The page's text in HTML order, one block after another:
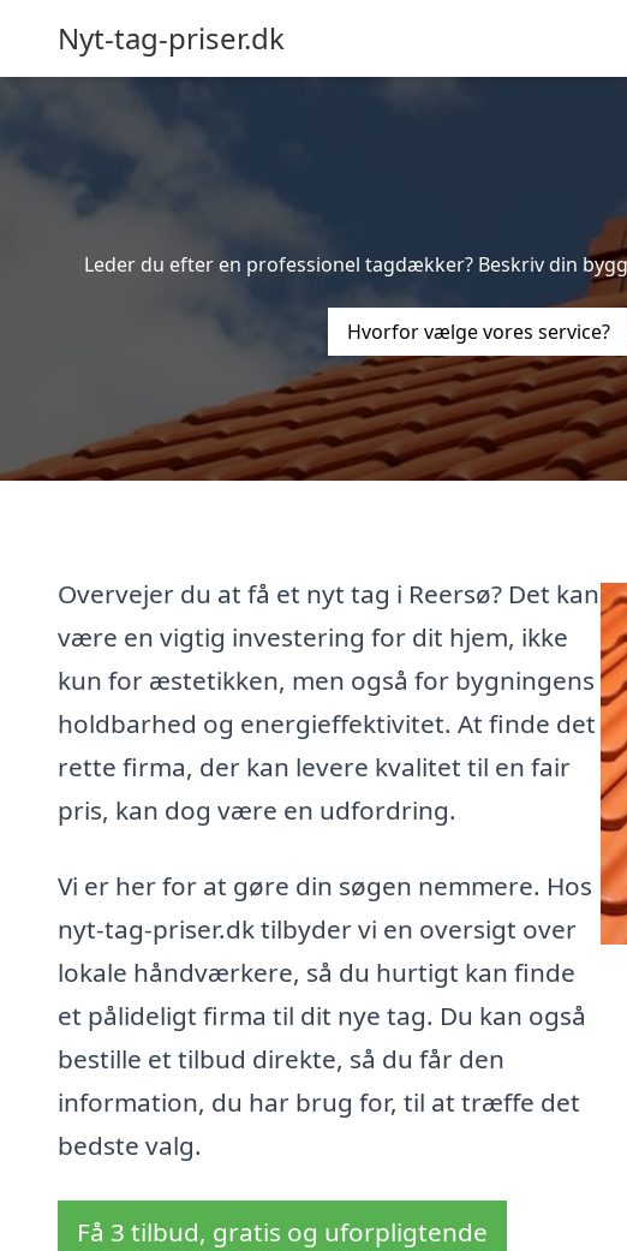
Nyt-tag-priser.dk
Leder du efter en professionel tagdækker? Beskriv din
Hvorfor vælge vores service?
Overvejer du at få et nyt tag i Reersø? Det kan
være en vigtig investering for dit hjem, ikke
kun for æstetikken, men også for bygningens
holdbarhed og energieffektivitet. At finde det
rette firma, der kan levere kvalitet til en fair
pris, kan dog være en udfordring.
Vi er her for at gøre din søgen nemmere. Hos
nyt-tag-priser.dk tilbyder vi en oversigt over
lokale håndværkere, så du hurtigt kan finde
et pålideligt firma til dit nye tag. Du kan også
bestille et tilbud direkte, så du får den
information, du har brug for, til at træffe det
bedste valg.
Få 3 tilbud, gratis og uforpligtende